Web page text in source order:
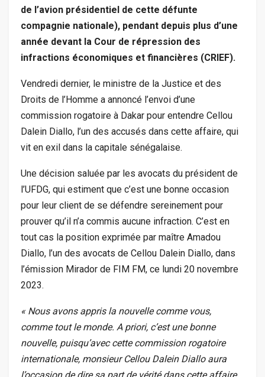
de l’avion présidentiel de cette défunte
compagnie nationale), pendant depuis plus d’une
année devant la Cour de répression des
infractions économiques et financières (CRIEF).
Vendredi dernier, le ministre de la Justice et des
Droits de l’Homme a annoncé l’envoi d’une
commission rogatoire à Dakar pour entendre Cellou
Dalein Diallo, l’un des accusés dans cette affaire, qui
vit en exil dans la capitale sénégalaise.
Une décision saluée par les avocats du président de
l’UFDG, qui estiment que c’est une bonne occasion
pour leur client de se défendre sereinement pour
prouver qu’il n’a commis aucune infraction. C’est en
tout cas la position exprimée par maître Amadou
Diallo, l’un des avocats de Cellou Dalein Diallo, dans
l’émission Mirador de FIM FM, ce lundi 20 novembre
2023.
« Nous avons appris la nouvelle comme vous,
comme tout le monde. A priori, c’est une bonne
nouvelle, puisqu’avec cette commission rogatoire
internationale, monsieur Cellou Dalein Diallo aura